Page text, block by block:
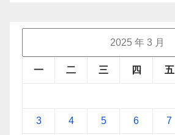
2025 年 3 月
一 二 三 四 五
3 4 5 6 7